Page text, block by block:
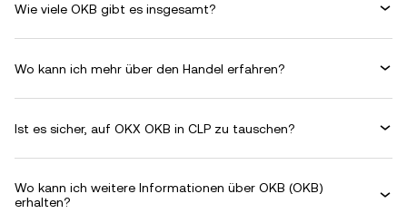
Wie viele OKB gibt es insgesamt?
Wo kann ich mehr über den Handel erfahren?
Ist es sicher, auf OKX OKB in CLP zu tauschen?
Wo kann ich weitere Informationen über OKB (OKB)
erhalten?